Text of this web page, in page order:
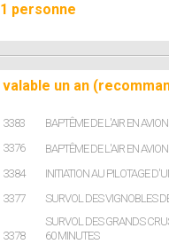
personne
valable un an
3383 BAPTÊME DE L'AIR EN
3376
BAPTÊME DE L'AIR EN
3384
INITIATION AU PILOTAGE
3377
SURVOL DES VIGNOBLES
3378
SURVOL DES GRANDS
60 MINUTES